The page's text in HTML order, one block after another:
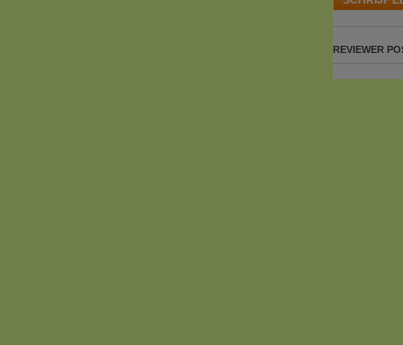
REVIEWER